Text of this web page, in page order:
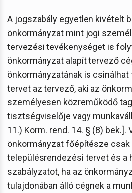
A jogszabály egyetlen kivételt
önkormányzat mint jogi
tervezési tevékenységet is
önkormányzat alapít tervező
önkormányzatának is
tervet az tervező, aki az
személyesen közreműködő
tisztségviselője vagy
11.) Korm. rend. 14. § (8) bek.].
önkormányzat főépítésze csak
településrendezési tervet és a
szabályzatot, ha az
tulajdonában álló cégnek a